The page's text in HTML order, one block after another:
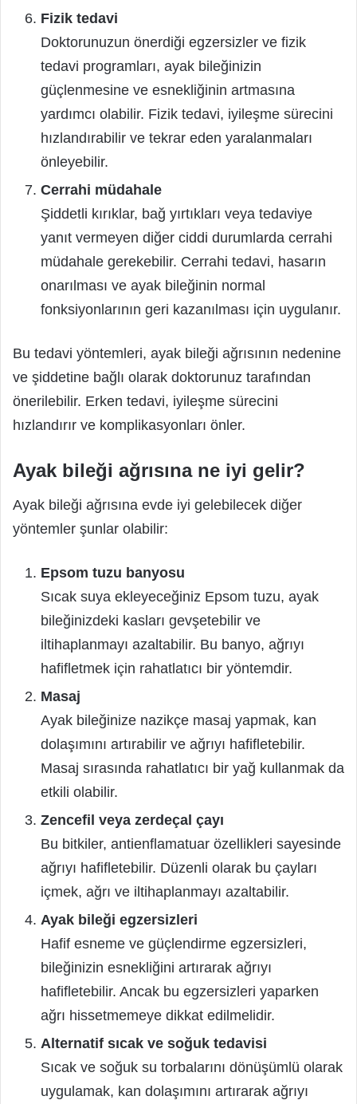
Fizik tedavi
Doktorunuzun önerdiği egzersizler ve fizik
tedavi programları, ayak bileğinizin
güçlenmesine ve esnekliğinin artmasına
yardımcı olabilir. Fizik tedavi, iyileşme sürecini
hızlandırabilir ve tekrar eden yaralanmaları
önleyebilir.
Cerrahi müdahale
Şiddetli kırıklar, bağ yırtıkları veya tedaviye
yanıt vermeyen diğer ciddi durumlarda cerrahi
müdahale gerekebilir. Cerrahi tedavi, hasarın
onarılması ve ayak bileğinin normal
fonksiyonlarının geri kazanılması için uygulanır.
Bu tedavi yöntemleri, ayak bileği ağrısının nedenine
ve şiddetine bağlı olarak doktorunuz tarafından
önerilebilir. Erken tedavi, iyileşme sürecini
hızlandırır ve komplikasyonları önler.
Ayak bileği ağrısına ne iyi gelir?
Ayak bileği ağrısına evde iyi gelebilecek diğer
yöntemler şunlar olabilir:
Epsom tuzu banyosu
Sıcak suya ekleyeceğiniz Epsom tuzu, ayak
bileğinizdeki kasları gevşetebilir ve
iltihaplanmayı azaltabilir. Bu banyo, ağrıyı
hafifletmek için rahatlatıcı bir yöntemdir.
Masaj
Ayak bileğinize nazikçe masaj yapmak, kan
dolaşımını artırabilir ve ağrıyı hafifletebilir.
Masaj sırasında rahatlatıcı bir yağ kullanmak da
etkili olabilir.
Zencefil veya zerdeçal çayı
Bu bitkiler, antienflamatuar özellikleri sayesinde
ağrıyı hafifletebilir. Düzenli olarak bu çayları
içmek, ağrı ve iltihaplanmayı azaltabilir.
Ayak bileği egzersizleri
Hafif esneme ve güçlendirme egzersizleri,
bileğinizin esnekliğini artırarak ağrıyı
hafifletebilir. Ancak bu egzersizleri yaparken
ağrı hissetmemeye dikkat edilmelidir.
Alternatif sıcak ve soğuk tedavisi
Sıcak ve soğuk su torbalarını dönüşümlü olarak
uygulamak, kan dolaşımını artırarak ağrıyı